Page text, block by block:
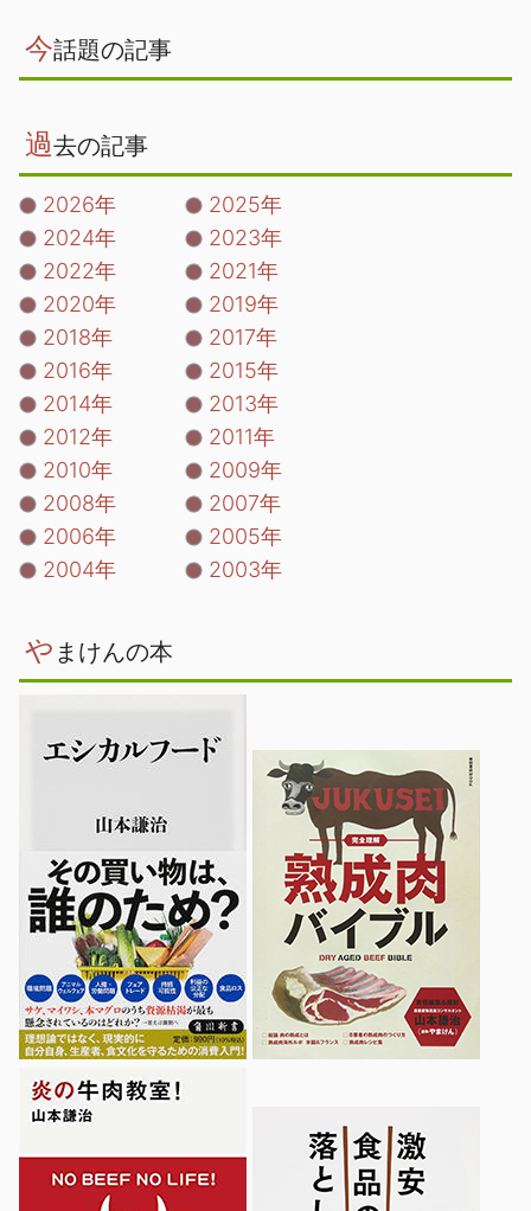
今話題の記事
過去の記事
2026年
2025年
2024年
2023年
2022年
2021年
2020年
2019年
2018年
2017年
2016年
2015年
2014年
2013年
2012年
2011年
2010年
2009年
2008年
2007年
2006年
2005年
2004年
2003年
や まけんの本